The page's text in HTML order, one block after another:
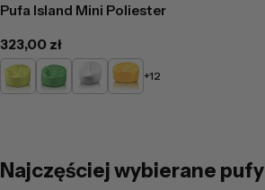
Pufa Island Mini Poliester
Cena
regularna
323,00 zł
Limonkowy
Zielony Żółty +12
Najczęściej wybierane pufy